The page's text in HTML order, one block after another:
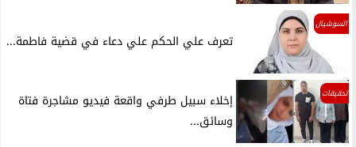
السوشيال
تعرف علي الحكم علي دعاء في قضية فاطمة...
تحقيقات
إخلاء سبيل طرفي واقعة فيديو مشاجرة فتاة
وسائق...